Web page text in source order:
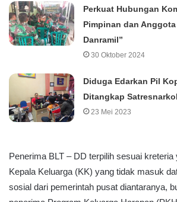
Perkuat Hubungan
Pimpinan dan
Danramil”
30 Oktober 2024
Diduga Edarkan Pil
Ditangkap
23 Mei 2023
Penerima BLT – DD terpilih sesuai kreteria
Kepala Keluarga (KK) yang tidak masuk
sosial dari pemerintah pusat diantaranya,